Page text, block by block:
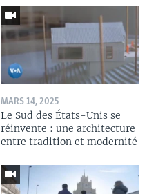
MARS 14, 2025
Le Sud des États-Unis se
réinvente : une architecture
entre tradition et modernité